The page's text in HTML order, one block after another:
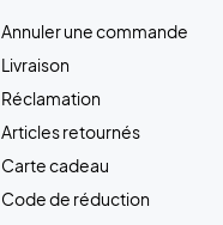
Annuler une commande
Livraison
Réclamation
Articles retournés
Carte cadeau
Code de réduction